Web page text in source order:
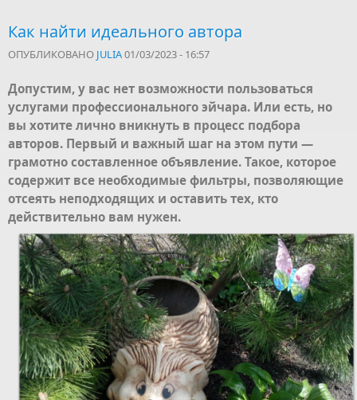
Как найти идеального автора
ОПУБЛИКОВАНО JULIA01/03/2023 - 16:57
Допустим, у вас нет возможности пользоваться
услугами профессионального эйчара. Или есть, но
вы хотите лично вникнуть в процесс подбора
авторов. Первый и важный шаг на этом пути —
грамотно составленное объявление. Такое, которое
содержит все необходимые фильтры, позволяющие
отсеять неподходящих и оставить тех, кто
действительно вам нужен.